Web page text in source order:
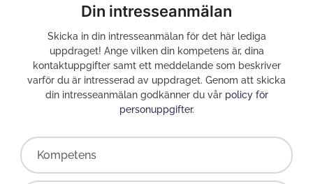
Din intresseanmälan
Skicka in din intresseanmälan för det här lediga
uppdraget! Ange vilken din kompetens är, dina
kontaktuppgifter samt ett meddelande som beskriver
varför du är intresserad av uppdraget. Genom att skicka
din intresseanmälan godkänner du vår policy för
personuppgifter.
Kompetens